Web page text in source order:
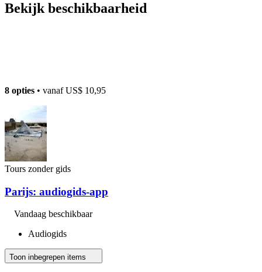
Bekijk beschikbaarheid
8 opties • vanafUS$ 10,95
Tours zonder gids
Parijs: audiogids-app
Vandaag beschikbaar
Audiogids
Toon inbegrepen items